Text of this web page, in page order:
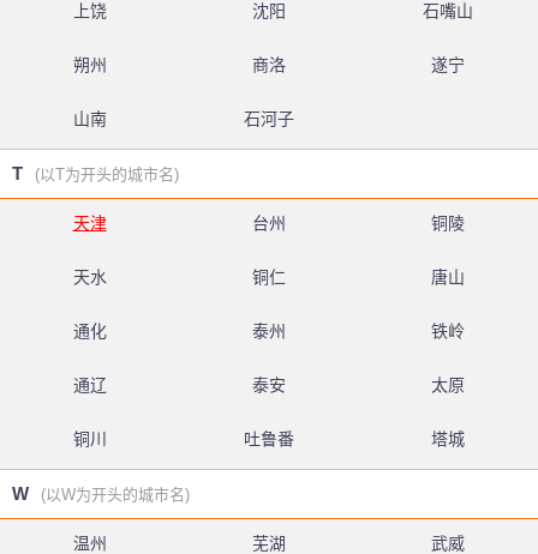
上饶 沈阳 石嘴山
朔州 商洛 遂宁
山南 石河子
T (以T为开头的城市名)
天津 台州 铜陵
天水 铜仁 唐山
通化 泰州 铁岭
通辽 泰安 太原
铜川 吐鲁番 塔城
W (以W为开头的城市名)
温州 芜湖 武威